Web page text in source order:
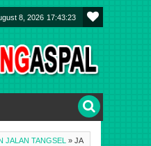
8, 2026 17:43:23
JALAN TANGSEL » JA